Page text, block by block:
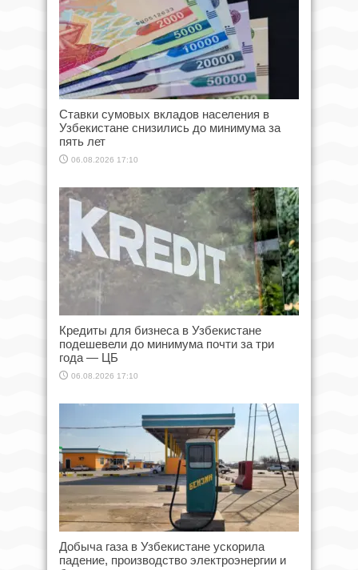
Ставки сумовых вкладов населения в
Узбекистане снизились до минимума за
пять лет
06.08.2026 17:10
Кредиты для бизнеса в Узбекистане
подешевели до минимума почти за три
года — ЦБ
06.08.2026 17:10
Добыча газа в Узбекистане ускорила
падение, производство электроэнергии и